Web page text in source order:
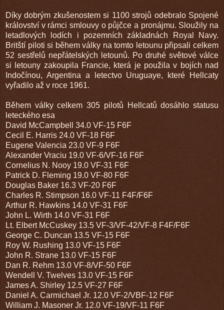
Díky dobrým zkušenostem si 1100 strojů odebralo Spojené
království v rámci smlouvy o půjčce a pronájmu. Sloužily na
letadlových lodích i pozemních základnách Royal Navy.
Britští piloti si během války na tomto letounu připsali celkem
52 sestřelů nepřátelských letounů. Po druhé světové válce
si letouny zakoupila Francie, která je použila v bojích nad
Indočínou, Argentina a letectvo Uruguaye, které Hellcaty
vyřadilo až v roce 1961.
Během války celkem 305 pilotů Hellcatů dosáhlo statusu
leteckého esa
David McCampbell 34.0 VF-15 F6F
Cecil E. Harris 24.0 VF-18 F6F
Eugene Valencia 23.0 VF-9 F6F
Alexander Vraciu 19.0 VF-6/VF-16 F6F
Cornelius N. Nooy 19.0 VF-31 F6F
Patrick D. Fleming 19.0 VF-80 F6F
Douglas Baker 16.3 VF-20 F6F
Charles R. Stimpson 16.0 VF-11 F4F/F6F
Arthur R. Hawkins 14.0 VF-31 F6F
John L. Wirth 14.0 VF-31 F6F
Lt. Elbert McCuskey 13.5 VF-3/VF-42/VF-8 F4F/F6F
George C. Duncan 13.5 VF-15 F6F
Roy W. Rushing 13.0 VF-15 F6F
John R. Strane 13.0 VF-15 F6F
Dan R. Rehm 13.0 VF-8/VF-50 F6F
Wendell V. Twelves 13.0 VF-15 F6F
James A. Shirley 12.5 VF-27 F6F
Daniel A. Carmichael Jr. 12.0 VF-2/VBF-12 F6F
William J. Masoner Jr. 12.0 VF-19/VF-11 F6F